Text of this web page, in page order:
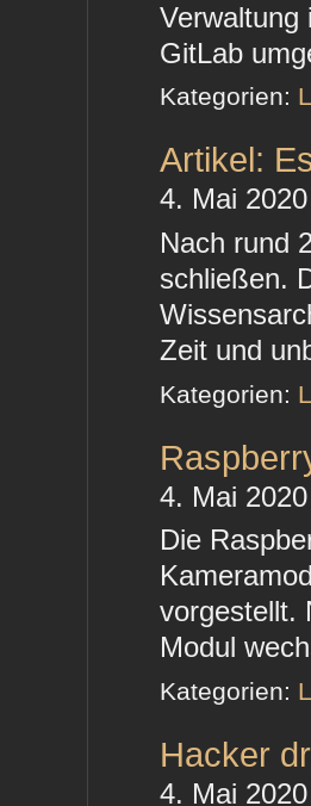
Verwaltung
GitLab
Kategorien:
Artikel:
4. Mai
Nach rund
schließen.
Zeit und
Kategorien:
4. Mai
Die
vorgestellt.
Modul
Kategorien:
Hacker
4. Mai